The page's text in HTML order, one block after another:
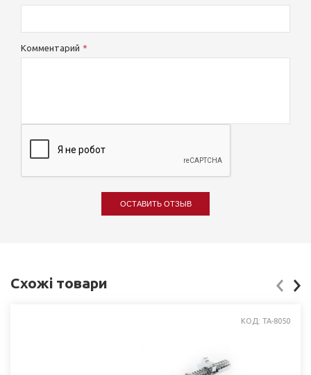
Комментарий
ОСТАВИТЬ ОТЗЫВ
Схожі товари
КОД: TA-8050